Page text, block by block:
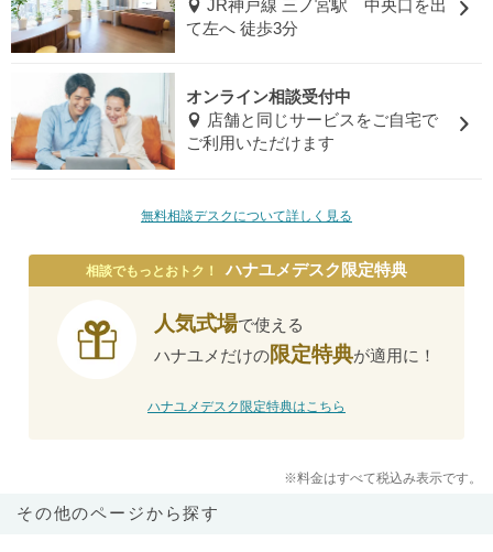
JR神戸線 三ノ宮駅 中央口を出
て左へ 徒歩3分
オンライン相談受付中
店舗と同じサービスをご自宅で
ご利用いただけます
無料相談デスクについて詳しく見る
相談でもっとおトク！ ハナユメデスク限定特典
人気式場で使える
ハナユメだけの限定特典が適用に！
ハナユメデスク限定特典はこちら
※料金はすべて税込み表示です。
その他のページから探す